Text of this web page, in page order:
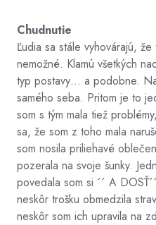
Chudnutie
Ľudia sa stále vyhovárajú,
nemožné. Klamú všetkých
typ postavy… a podobne.
samého seba. Pritom je to
som s tým mala tiež
sa, že som z toho mala
som nosila priliehavé
pozerala na svoje šunky.
povedala som si ´´ A
neskôr trošku obmedzila
neskôr som ich upravila na